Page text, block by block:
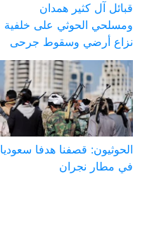
قبائل آل كثير همدان
ومسلحي الحوثي على خلفية
نزاع أرضي وسقوط جرحى
الحوثيون: قصفنا هدفا سعوديا
في مطار نجران